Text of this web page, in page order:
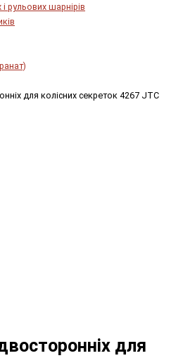
рульових шарнірів
для колісних секреток 4267 JTC
для